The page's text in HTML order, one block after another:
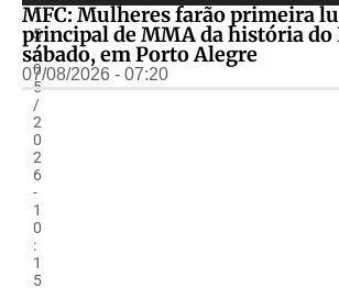
1
5
/
0
5
/
2
0
2
6
-
1
0
:
1
5
MFC: Mulheres farão primeira
principal de MMA da história do
sábado, em Porto Alegre
07/08/2026 - 07:20